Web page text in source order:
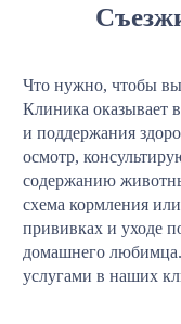
Что нужно, чтобы
Клиника оказывает
и поддержания
осмотр,
содержанию
схема кормления
прививках и уходе
домашнего
услугами в наших